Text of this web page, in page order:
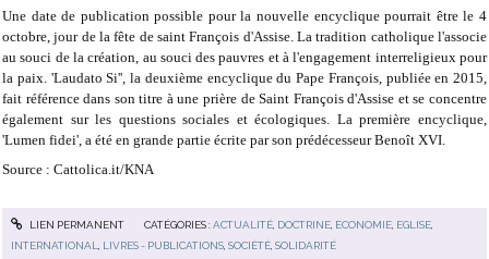
Une date de publication possible pour la nouvelle encyclique pourrait être le 4
octobre, jour de la fête de saint François d'Assise. La tradition catholique l'associe
au souci de la création, au souci des pauvres et à l'engagement interreligieux pour
la paix. 'Laudato Si'', la deuxième encyclique du Pape François, publiée en 2015,
fait référence dans son titre à une prière de Saint François d'Assise et se concentre
également sur les questions sociales et écologiques. La première encyclique,
'Lumen fidei', a été en grande partie écrite par son prédécesseur Benoît XVI.
Source : Cattolica.it/KNA
LIEN PERMANENT CATÉGORIES :ACTUALITÉ, DOCTRINE, ECONOMIE, EGLISE,
INTERNATIONAL
LIVRES - PUBLICATIONS ,SOCIÉTÉ ,SOLIDARITÉ